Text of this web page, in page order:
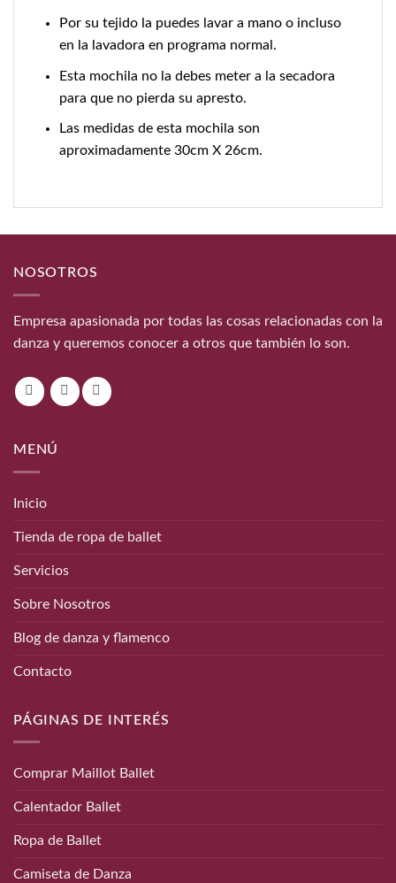
Por su tejido la puedes lavar a mano o incluso
en la lavadora en programa normal.
Esta mochila no la debes meter a la secadora
para que no pierda su apresto.
Las medidas de esta mochila son
aproximadamente 30cm X 26cm.
NOSOTROS
Empresa apasionada por todas las cosas relacionadas con la
danza y queremos conocer a otros que también lo son.
MENÚ
Inicio
Tienda de ropa de ballet
Servicios
Sobre Nosotros
Blog de danza y flamenco
Contacto
PÁGINAS DE INTERÉS
Comprar Maillot Ballet
Calentador Ballet
Ropa de Ballet
Camiseta de Danza